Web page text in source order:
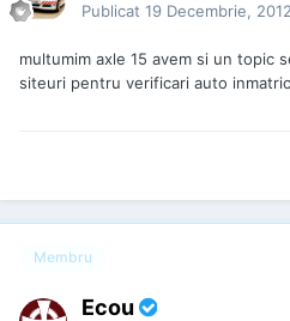
Publicat 19 Decembrie, 2012
multumim axle 15 avem si un topic
siteuri pentru verificari auto
Membru
Ecou